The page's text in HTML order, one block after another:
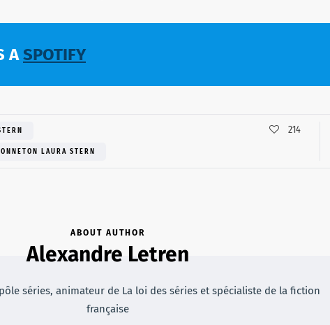
ASPOTIFY
LAURA STERN
214
ABOUT AUTHOR
Alexandre Letren
séries, animateur de La loi des séries et spécialiste de la fiction
française